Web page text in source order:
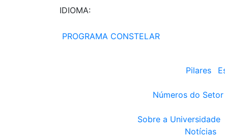
IDIOMA:
PROGRAMA CONSTELAR
Pilares
Números do Setor
Sobre a Universidade
Notícias